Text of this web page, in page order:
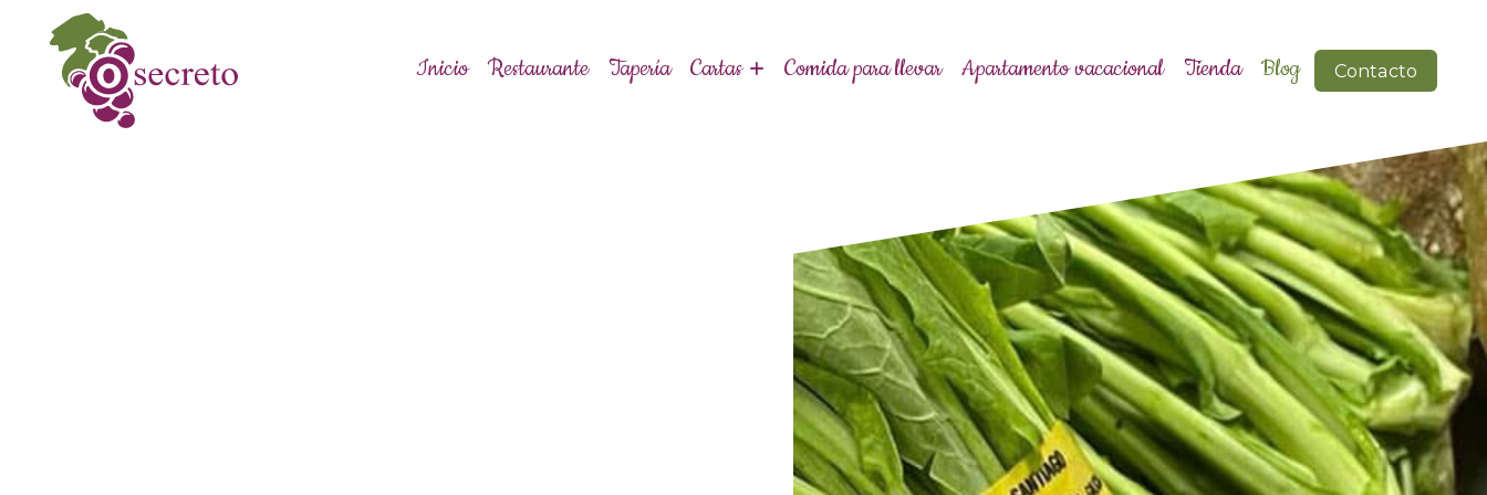
Inicio Restaurante Tapería Cartas Comida para llevar Apartamento vacacional Tienda Blog Contacto